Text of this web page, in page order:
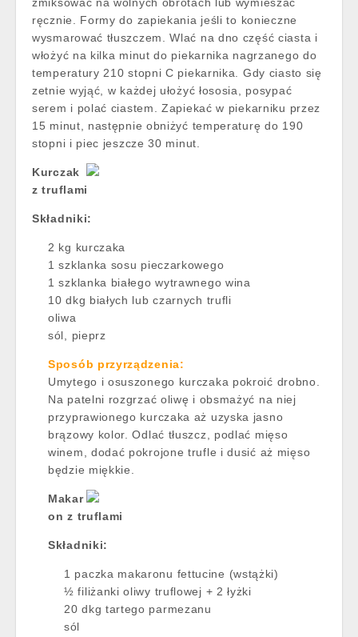
ręcznie. Formy do zapiekania jeśli to konieczne
wysmarować tłuszczem. Wlać na dno część ciasta i
włożyć na kilka minut do piekarnika nagrzanego do
temperatury 210 stopni C piekarnika. Gdy ciasto się
zetnie wyjąć, w każdej ułożyć łososia, posypać
serem i polać ciastem. Zapiekać w piekarniku przez
15 minut, następnie obniżyć temperaturę do 190
stopni i piec jeszcze 30 minut.
Kurczak
z truflami
Składniki:
2 kg kurczaka
1 szklanka sosu pieczarkowego
1 szklanka białego wytrawnego wina
10 dkg białych lub czarnych trufli
oliwa
sól, pieprz
Sposób przyrządzenia:
Umytego i osuszonego kurczaka pokroić drobno.
Na patelni rozgrzać oliwę i obsmażyć na niej
przyprawionego kurczaka aż uzyska jasno
brązowy kolor. Odlać tłuszcz, podlać mięso
winem, dodać pokrojone trufle i dusić aż mięso
będzie miękkie.
Makar
on z truflami
Składniki:
1 paczka makaronu fettucine (wstążki)
½ filiżanki oliwy truflowej + 2 łyżki
20 dkg tartego parmezanu
sól